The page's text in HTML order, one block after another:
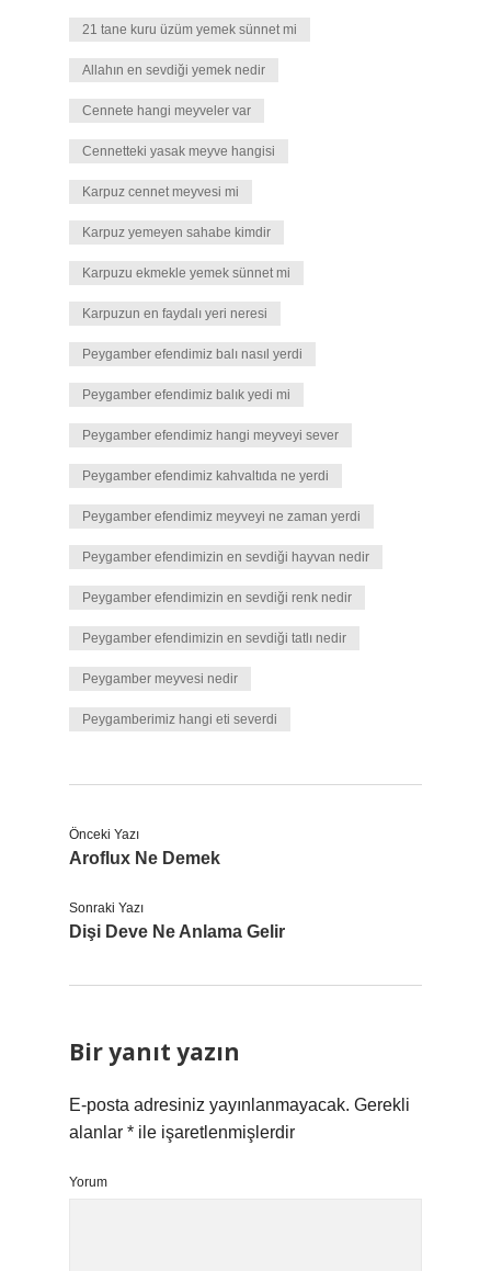
21 tane kuru üzüm yemek sünnet mi
Allahın en sevdiği yemek nedir
Cennete hangi meyveler var
Cennetteki yasak meyve hangisi
Karpuz cennet meyvesi mi
Karpuz yemeyen sahabe kimdir
Karpuzu ekmekle yemek sünnet mi
Karpuzun en faydalı yeri neresi
Peygamber efendimiz balı nasıl yerdi
Peygamber efendimiz balık yedi mi
Peygamber efendimiz hangi meyveyi sever
Peygamber efendimiz kahvaltıda ne yerdi
Peygamber efendimiz meyveyi ne zaman yerdi
Peygamber efendimizin en sevdiği hayvan nedir
Peygamber efendimizin en sevdiği renk nedir
Peygamber efendimizin en sevdiği tatlı nedir
Peygamber meyvesi nedir
Peygamberimiz hangi eti severdi
Önceki Yazı
Aroflux Ne Demek
Sonraki Yazı
Dişi Deve Ne Anlama Gelir
Bir yanıt yazın
E-posta adresiniz yayınlanmayacak. Gerekli
alanlar * ile işaretlenmişlerdir
Yorum